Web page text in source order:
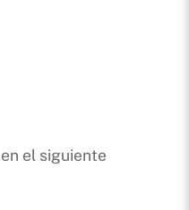
el siguiente